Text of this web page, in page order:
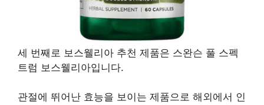
세 번째로 보스웰리아 추천 제품은 스완슨 풀 스펙
트럼 보스웰리아입니다.
관절에 뛰어난 효능을 보이는 제품으로 해외에서 인